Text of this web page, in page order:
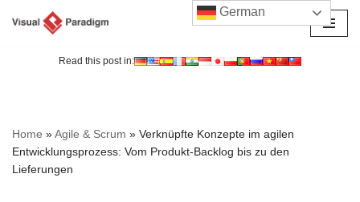
Read this post in:
Home »Agile & Scrum » Verknüpfte Konzepte im agilen
Entwicklungsprozess: Vom Produkt-Backlog bis zu den
Lieferungen
German